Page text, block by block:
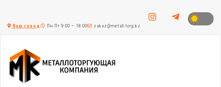
Ваш город Пн-Пт 9:00 – 18:00 zakaz@metall-torg.kz